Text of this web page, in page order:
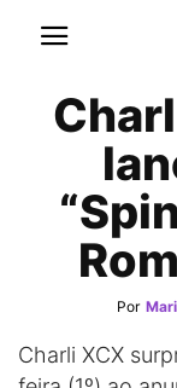
Por
Charli XCX